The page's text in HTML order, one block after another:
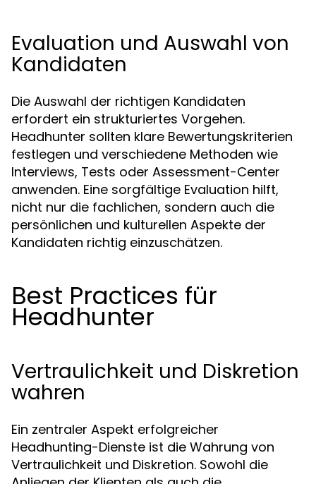
Evaluation und Auswahl von
Kandidaten
Die Auswahl der richtigen Kandidaten
erfordert ein strukturiertes Vorgehen.
Headhunter sollten klare Bewertungskriterien
festlegen und verschiedene Methoden wie
Interviews, Tests oder Assessment-Center
anwenden. Eine sorgfältige Evaluation hilft,
nicht nur die fachlichen, sondern auch die
persönlichen und kulturellen Aspekte der
Kandidaten richtig einzuschätzen.
Best Practices für
Headhunter
Vertraulichkeit und Diskretion
wahren
Ein zentraler Aspekt erfolgreicher
Headhunting-Dienste ist die Wahrung von
Vertraulichkeit und Diskretion. Sowohl die